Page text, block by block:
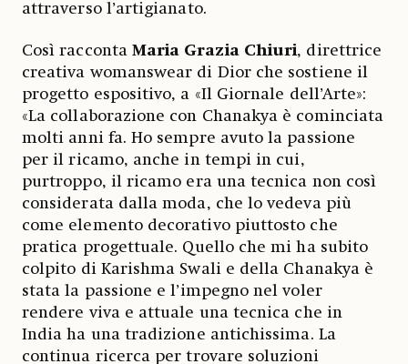
attraverso l’artigianato.
Così racconta Maria Grazia Chiuri, direttrice
creativa womanswear di Dior che sostiene il
progetto espositivo, a «Il Giornale dell’Arte»:
«La collaborazione con Chanakya è cominciata
molti anni fa. Ho sempre avuto la passione
per il ricamo, anche in tempi in cui,
purtroppo, il ricamo era una tecnica non così
considerata dalla moda, che lo vedeva più
come elemento decorativo piuttosto che
pratica progettuale. Quello che mi ha subito
colpito di Karishma Swali e della Chanakya è
stata la passione e l’impegno nel voler
rendere viva e attuale una tecnica che in
India ha una tradizione antichissima. La
continua ricerca per trovare soluzioni